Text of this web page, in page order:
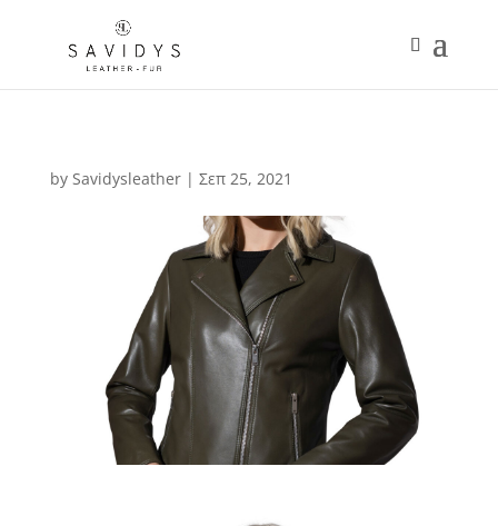
by Savidysleather| Σεπ 25, 2021